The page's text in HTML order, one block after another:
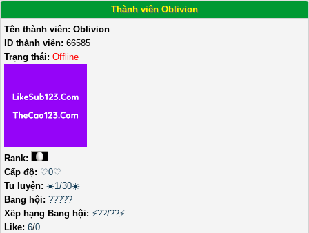
Thành viên Oblivion
Tên thành viên: Oblivion
ID thành viên: 66585
Trạng thái: Offline
Rank:
Cấp độ: ♡0♡
Tu luyện: ☀️1/30☀️
Bang hội: ?????
Xếp hạng Bang hội: ⚡??/??⚡
Like: 6/0